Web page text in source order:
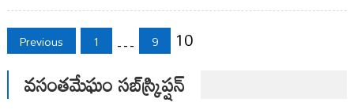
Posts
pagination
Previous 1 … 9 10
వసంతమేఘం సబ్‌స్క్రిప్షన్